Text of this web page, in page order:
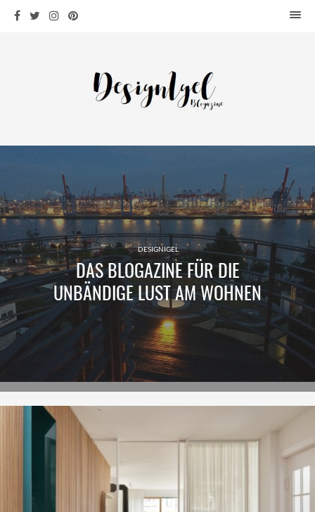
WOHNEN
KÜCHE
KINDERKRAM
DEKO
OUTDOOR
ARCHITEKTUR
ÜBER MICH
KONTAKT
DESIGNIGEL
DAS BLOGAZINE FÜR DIE
UNBÄNDIGE LUST AM WOHNEN